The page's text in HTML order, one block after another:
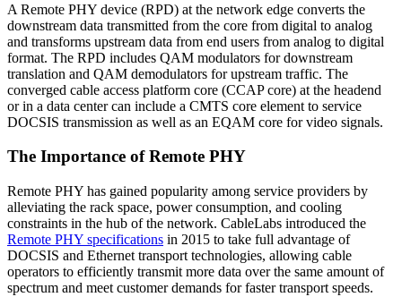
A Remote PHY device (RPD) at the network edge converts the
downstream data transmitted from the core from digital to analog
and transforms upstream data from end users from analog to digital
format. The RPD includes QAM modulators for downstream
translation and QAM demodulators for upstream traffic. The
converged cable access platform core (CCAP core) at the headend
or in a data center can include a CMTS core element to service
DOCSIS transmission as well as an EQAM core for video signals.
The Importance of Remote PHY
Remote PHY has gained popularity among service providers by
alleviating the rack space, power consumption, and cooling
constraints in the hub of the network. CableLabs introduced the
Remote PHY specifications in 2015 to take full advantage of
DOCSIS and Ethernet transport technologies, allowing cable
operators to efficiently transmit more data over the same amount of
spectrum and meet customer demands for faster transport speeds.